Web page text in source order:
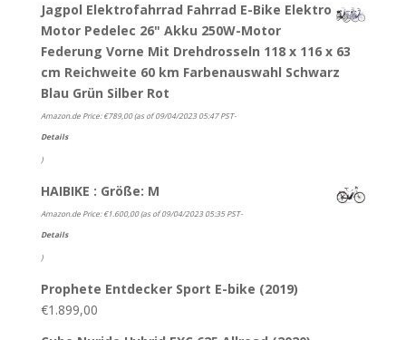
Jagpol Elektrofahrrad Fahrrad E-Bike Elektro
Motor Pedelec 26" Akku 250W-Motor
Federung Vorne Mit Drehdrosseln 118 x 116 x 63
cm Reichweite 60 km Farbenauswahl Schwarz
Blau Grün Silber Rot
Amazon.de Price:€789,00(as of 09/04/2023 05:47 PST-
Details
)
HAIBIKE : Größe: M
Amazon.de Price:€1.600,00(as of 09/04/2023 05:35 PST-
Details
)
Prophete Entdecker Sport E-bike (2019)
€1.899,00